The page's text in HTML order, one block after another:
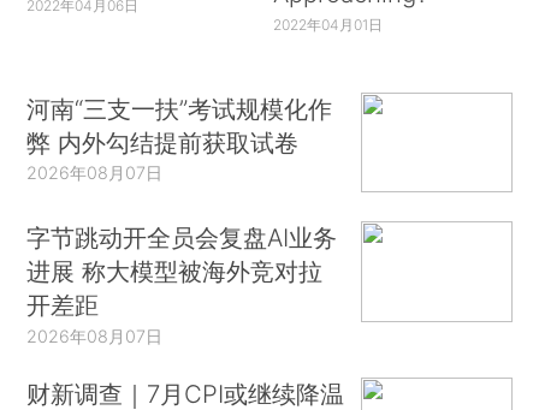
2022年04月06日
2022年04月01日
河南“三支一扶”考试规模化作
弊 内外勾结提前获取试卷
2026年08月07日
字节跳动开全员会复盘AI业务
进展 称大模型被海外竞对拉
开差距
2026年08月07日
财新调查｜7月CPI或继续降温